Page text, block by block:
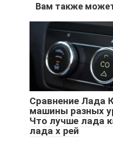
Вам также
Сравнение Лада
машины разных
Что лучше лада
лада х рей